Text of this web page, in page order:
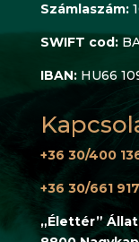
Számlaszám:
SWIFT cod:
IBAN: HU66
+36 30/400
+36 30/661
„Élettér”